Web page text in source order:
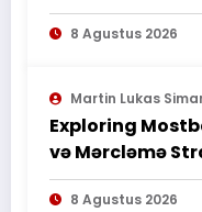
8 Agustus 2026
Martin Lukas
Exploring
və Mərcləmə
8 Agustus 2026